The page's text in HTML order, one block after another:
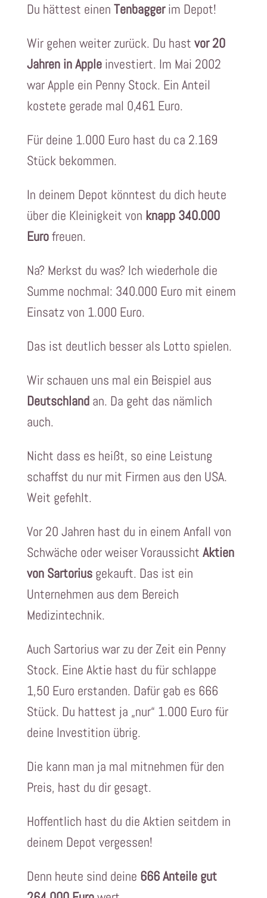
Du hättest einen Tenbaggerim Depot!
Wir gehen weiter zurück. Du hast vor 20
Jahren in Appleinvestiert. Im Mai 2002
war Apple ein Penny Stock. Ein Anteil
kostete gerade mal 0,461 Euro.
Für deine 1.000 Euro hast du ca 2.169
Stück bekommen.
In deinem Depot könntest du dich heute
über die Kleinigkeit von knapp 340.000
Eurofreuen.
Na? Merkst du was? Ich wiederhole die
Summe nochmal: 340.000 Euro mit einem
Einsatz von 1.000 Euro.
Das ist deutlich besser als Lotto spielen.
Wir schauen uns mal ein Beispiel aus
Deutschlandan. Da geht das nämlich
auch.
Nicht dass es heißt, so eine Leistung
schaffst du nur mit Firmen aus den USA.
Weit gefehlt.
Vor 20 Jahren hast du in einem Anfall von
Schwäche oder weiser Voraussicht Aktien
von Sartoriusgekauft. Das ist ein
Unternehmen aus dem Bereich
Medizintechnik.
Auch Sartorius war zu der Zeit ein Penny
Stock. Eine Aktie hast du für schlappe
1,50 Euro erstanden. Dafür gab es 666
Stück. Du hattest ja „nur“ 1.000 Euro für
deine Investition übrig.
Die kann man ja mal mitnehmen für den
Preis, hast du dir gesagt.
Hoffentlich hast du die Aktien seitdem in
deinem Depot vergessen!
Denn heute sind deine 666 Anteile gut